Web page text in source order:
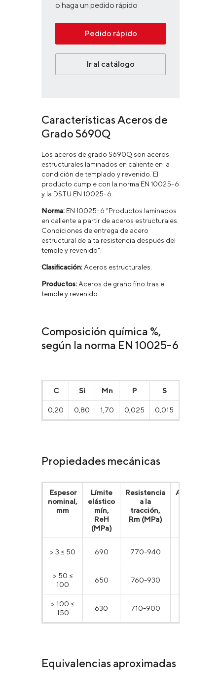
o haga un pedido rápido
Pedido rápido
Ir al catálogo
Características Aceros de
Grado S690Q
Los aceros de grado S690Q son aceros
estructurales laminados en caliente en la
condición de templado y revenido. El
producto cumple con la norma EN 10025-6
y la DSTU EN 10025-6.
Norma: EN 10025-6 "Productos laminados
en caliente a partir de aceros estructurales.
Condiciones de entrega de acero
estructural de alta resistencia después del
temple y revenido".
Clasificación: Aceros estructurales.
Productos: Aceros de grano fino tras el
temple y revenido.
Composición química %,
según la norma EN 10025-6
С Si Mn P S
0,20 0,80 1,70 0,025 0,015
Propiedades mecánicas
Espesor
nominal,
mm
Límite
elástico
mín,
ReH
(МPа)
Resistencia
a la
tracción,
Rm (МPа)
> 3 ≤ 50 690 770-940
> 50 ≤
100
650 760-930
> 100 ≤
150
630 710-900
Equivalencias aproximadas